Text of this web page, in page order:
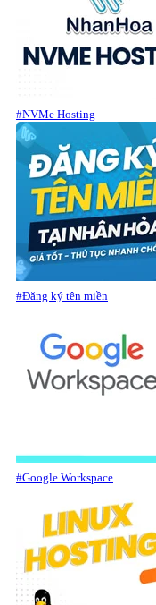
#NVMe Hosting
#Đăng ký tên miền
#Google Workspace